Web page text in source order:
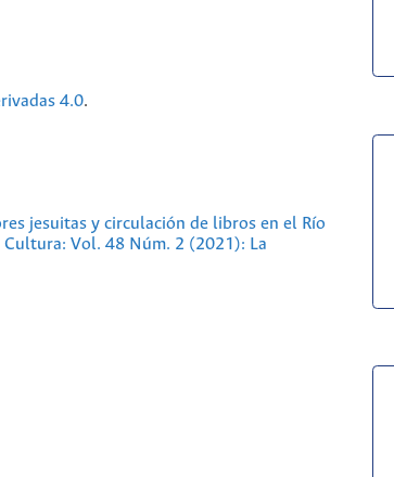
4.0.
jesuitas y circulación de libros en el Río
Vol. 48 Núm. 2 (2021): La